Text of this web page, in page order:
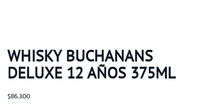
WHISKY BUCHANANS
DELUXE 12 AÑOS 375ML
$86.300